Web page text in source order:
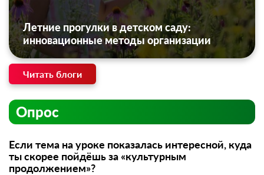
Летние прогулки в детском саду:
инновационные методы организации
Читать блоги
Опрос
Если тема на уроке показалась интересной, куда
ты скорее пойдёшь за «культурным
продолжением»?